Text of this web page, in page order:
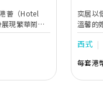
薈（Hotel
現繁華鬧巿
之選。專業團
完美，保證
宴會
並採用極富
神韻。不論
奕居以
溫馨的
團隊會
西式
每套港